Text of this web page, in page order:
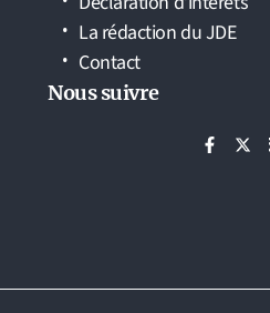
La rédaction du JDE
Contact
Nous suivre